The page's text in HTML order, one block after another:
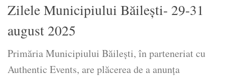
Zilele Municipiului Băilești- 29-31
august 2025
Primăria Municipiului Băilești, în parteneriat cu
Authentic Events, are plăcerea de a anunța